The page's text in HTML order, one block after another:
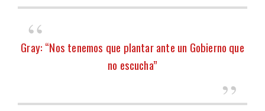
Gray: “Nos tenemos que plantar ante un Gobierno que
no escucha”